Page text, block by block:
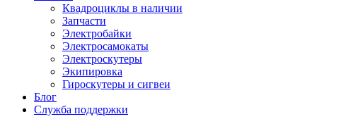
Квадроциклы в наличии
Запчасти
Электробайки
Электросамокаты
Электроскутеры
Экипировка
Гироскутеры и сигвеи
Блог
Служба поддержки